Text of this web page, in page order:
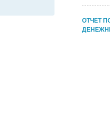
ОТЧЕТ